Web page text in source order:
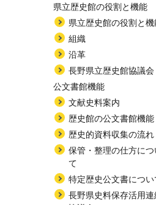
県立歴史館の役割と機能
県立歴史館の役割と機
組織
沿革
長野県立歴史館協議会
公文書館機能
文献史料案内
歴史館の公文書館機能
歴史的資料収集の流れ
保管・整理の仕方につ
て
特定歴史公文書につい
長野県史料保存活用連